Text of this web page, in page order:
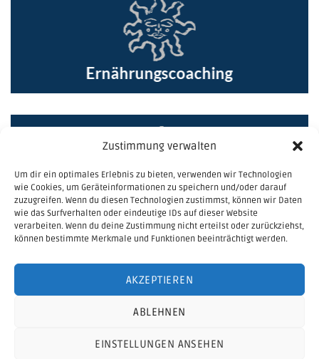
Zustimmung verwalten
Um dir ein optimales Erlebnis zu bieten, verwenden wir Technologien
wie Cookies, um Geräteinformationen zu speichern und/oder darauf
zuzugreifen. Wenn du diesen Technologien zustimmst, können wir Daten
wie das Surfverhalten oder eindeutige IDs auf dieser Website
verarbeiten. Wenn du deine Zustimmung nicht erteilst oder zurückziehst,
können bestimmte Merkmale und Funktionen beeinträchtigt werden.
AKZEPTIEREN
ABLEHNEN
EINSTELLUNGEN ANSEHEN
Ernährungscoaching
Fortbildungen
Dr. Sandra von den Stemmen